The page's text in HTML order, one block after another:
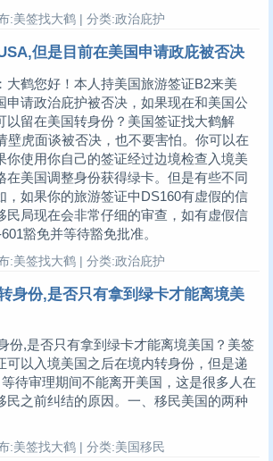
:美签找大鹤 | 分类:政治庇护
但是目前在美国申请政庇被否决
大鹤您好！本人持美国旅游签证B2来美
申请政治庇护被否决，如果现在和美国公
以留在美国转身份？美国签证找大鹤解
壁虎面谈被否决，也不要害怕。你可以在
你使用你自己的签证经过边境检查入境美
在美国调整身份获得绿卡。但是有些不同
，如果你的旅游签证中DS160有虚假的信
民局现在会非常仔细的审查，如有虚假信
豁免并等待豁免批准。
:美签找大鹤 | 分类:政治庇护
身份,是否只有拿到绿卡才能离境美
份,是否只有拿到绿卡才能离境美国？美签
可以入境美国之后在境内转身份，但是递
待审理期间不能离开美国，这是很多人在
民之前纠结的原因。一、移民美国的两种
:美签找大鹤 | 分类:美国移民